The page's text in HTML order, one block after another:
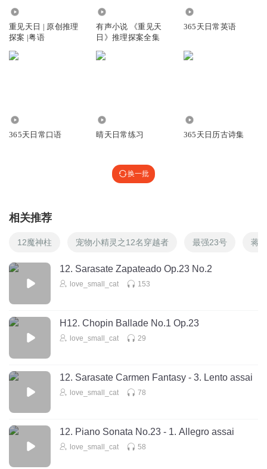
重见天日 | 原创推理
探案 |粤语
有声小说 《重见天
日》推理探案全集
365天日常英语
365天日常口语 晴天日常练习 365天日历古诗集
换一批
相关推荐
12魔神柱 宠物小精灵之12名穿越者 最强23号 蒋
12. Sarasate Zapateado Op.23 No.2
love_small_cat 153
H12. Chopin Ballade No.1 Op.23
love_small_cat 29
12. Sarasate Carmen Fantasy - 3. Lento assai
love_small_cat 78
12. Piano Sonata No.23 - 1. Allegro assai
love_small_cat 58